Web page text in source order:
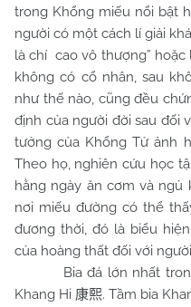
trong Khổng miếu nổi bật
người có một cách lí giải
là chí cao vô thượng”
không có cổ nhân, sau
như thế nào, cũng đều
định của người đời sau đối
tưởng của Khổng Tử ảnh
Theo họ, nghiên cứu học
hằng ngày ăn cơm và ngủ
nơi miếu đường có thể
đương thời, đó là biểu
của hoàng thất đối với
Bia đá lớn nhất trong
Khang Hi 康熙. Tầm bia